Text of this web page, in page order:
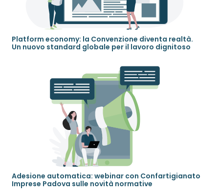
Platform economy: la Convenzione diventa realtà.
Un nuovo standard globale per il lavoro dignitoso
Adesione automatica: webinar con Confartigianato
Imprese Padova sulle novità normative